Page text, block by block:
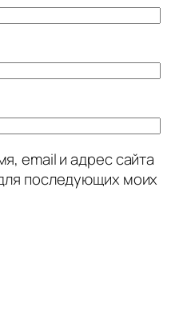
email и адрес сайта
последующих моих